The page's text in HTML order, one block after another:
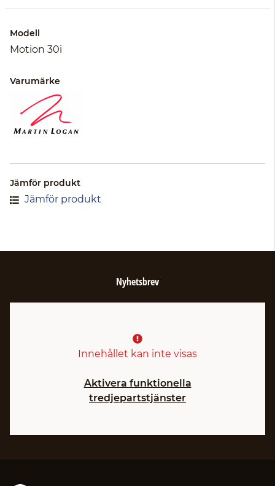
Modell
Motion 30i
Varumärke
Jämför produkt
Jämför produkt
Nyhetsbrev
Innehållet kan inte visas
Aktivera funktionella
tredjepartstjänster